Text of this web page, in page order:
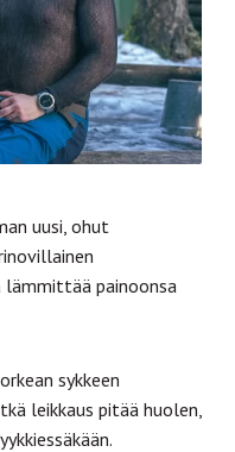
uusi, ohut
painoonsa
sykkeen
leikkaus pitää huolen,